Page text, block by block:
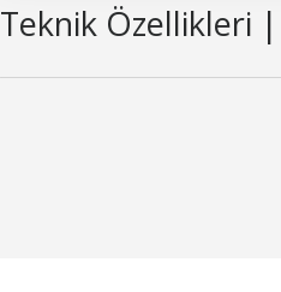
Teknik Özellikleri |